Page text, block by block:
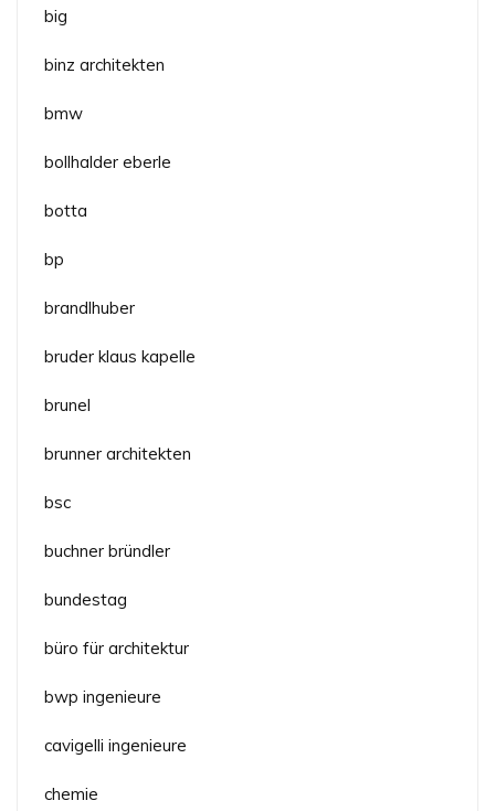
big
binz architekten
bmw
bollhalder eberle
botta
bp
brandlhuber
bruder klaus kapelle
brunel
brunner architekten
bsc
buchner bründler
bundestag
büro für architektur
bwp ingenieure
cavigelli ingenieure
chemie